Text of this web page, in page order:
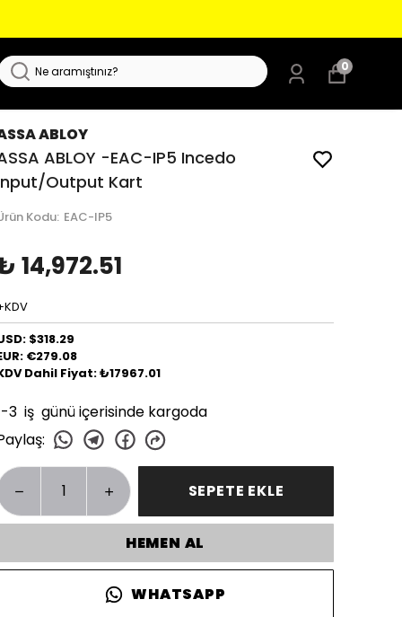
0
ABLOY
ABLOY -EAC-IP5 Incedo
Output Kart
Kodu: EAC-IP5
14,972.51
$318.29
€279.08
Dahil Fiyat: ₺17967.01
3 iş günü içerisinde kargoda
:
SEPETE EKLE
HEMEN AL
WHATSAPP